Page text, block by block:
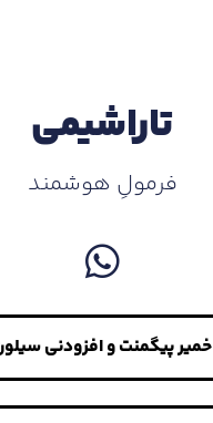
تاراشیمی
فرمولِ هوشمند
خمیر پیگمنت و افزودنی